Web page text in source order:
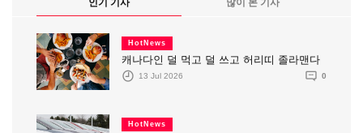
HotNews
캐나다인 덜 먹고 덜 쓰고 허리띠 졸라맨다
13 Jul 2026 0
HotNews